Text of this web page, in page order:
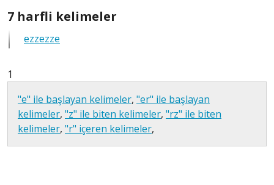
7 harfli kelimeler
ezzezze
1
"e" ile başlayan kelimeler, "er" ile başlayan
kelimeler, "z" ile biten kelimeler, "rz" ile biten
kelimeler, "r" içeren kelimeler,